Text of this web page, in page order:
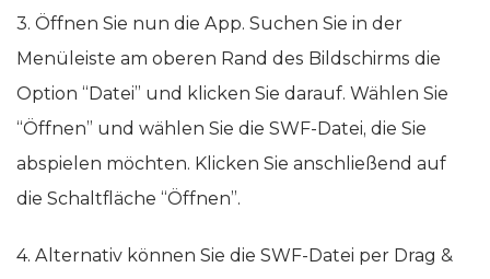
3. Öffnen Sie nun die App. Suchen Sie in der
Menüleiste am oberen Rand des Bildschirms die
Option “Datei” und klicken Sie darauf. Wählen Sie
“Öffnen” und wählen Sie die SWF-Datei, die Sie
abspielen möchten. Klicken Sie anschließend auf
die Schaltfläche “Öffnen”.
4. Alternativ können Sie die SWF-Datei per Drag &